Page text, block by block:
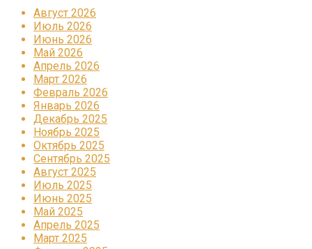
Август 2026
Июль 2026
Июнь 2026
Май 2026
Апрель 2026
Март 2026
Февраль 2026
Январь 2026
Декабрь 2025
Ноябрь 2025
Октябрь 2025
Сентябрь 2025
Август 2025
Июль 2025
Июнь 2025
Май 2025
Апрель 2025
Март 2025